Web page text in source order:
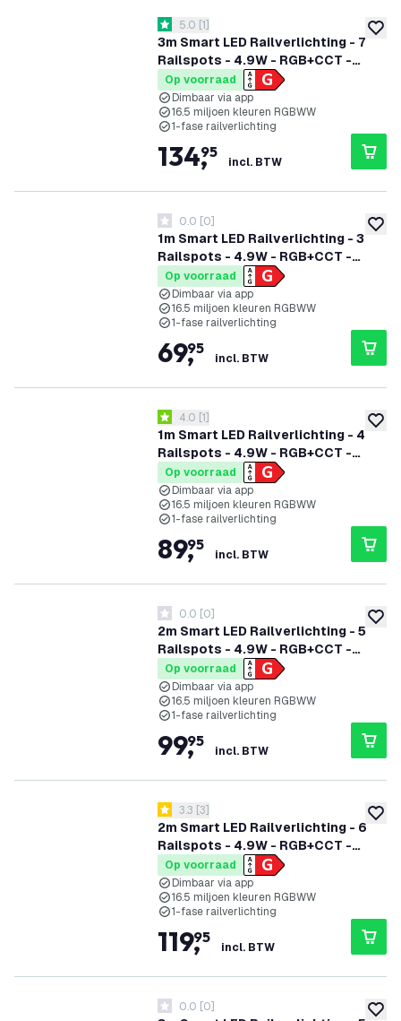
3m Smart LED Railverlichting - 7
Railspots - 4.9W - RGB+CCT -
Dimbaar - 1-Fase Railsysteem -
Zwart
reviews drawer openen
5 score sterren
5.0 [1]
Op voorraad
Dimbaar via app
16.5 miljoen kleuren RGBWW
1-fase railverlichting
134,
95
incl. BTW
1m Smart LED Railverlichting - 3
Railspots - 4.9W - RGB+CCT -
Dimbaar - 1-Fase Railsysteem - Wit
0 score sterren
0.0 [0]
Op voorraad
Dimbaar via app
16.5 miljoen kleuren RGBWW
1-fase railverlichting
69,
95
incl. BTW
1m Smart LED Railverlichting - 4
Railspots - 4.9W - RGB+CCT -
Dimbaar - 1-Fase Railsysteem - Wit
reviews drawer openen
4 score sterren
4.0 [1]
Op voorraad
Dimbaar via app
16.5 miljoen kleuren RGBWW
1-fase railverlichting
89,
95
incl. BTW
2m Smart LED Railverlichting - 5
Railspots - 4.9W - RGB+CCT -
Dimbaar - 1-Fase Railsysteem - Wit
0 score sterren
0.0 [0]
Op voorraad
Dimbaar via app
16.5 miljoen kleuren RGBWW
1-fase railverlichting
99,
95
incl. BTW
2m Smart LED Railverlichting - 6
Railspots - 4.9W - RGB+CCT -
Dimbaar - 1-Fase Railsysteem - Wit
reviews drawer openen
3.3 score sterren
3.3 [3]
Op voorraad
Dimbaar via app
16.5 miljoen kleuren RGBWW
1-fase railverlichting
119,
95
incl. BTW
0 score sterren
0.0 [0]